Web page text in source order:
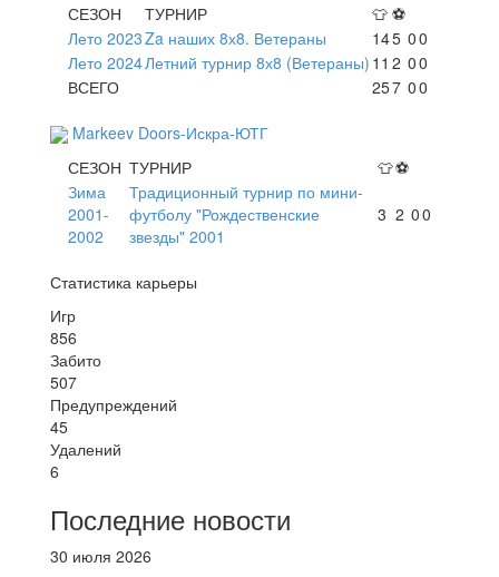
СЕЗОН
ТУРНИР 👕 ⚽
Лето 2023Za наших 8х8. Ветераны 145 00
Лето 2024Летний турнир 8х8 (Ветераны) 11 2 00
ВСЕГО
257 00
Markeev Doors-Искра-ЮТГ
СЕЗОН ТУРНИР 👕⚽
Зима
2001-
2002
Традиционный турнир по мини-
футболу "Рождественские
звезды" 2001
3 2 00
Статистика карьеры
Игр
856
Забито
507
Предупреждений
45
Удалений
6
Последние новости
30 июля 2026